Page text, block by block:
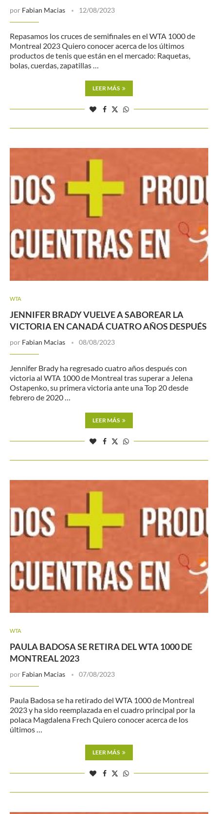
por Fabian Macias 12/08/2023
Repasamos los cruces de semifinales en el WTA 1000 de
Montreal 2023 Quiero conocer acerca de los últimos
productos de tenis que están en el mercado: Raquetas,
bolas, cuerdas, zapatillas …
LEER MÁS
WTA
JENNIFER BRADY VUELVE A SABOREAR LA
VICTORIA EN CANADÁ CUATRO AÑOS DESPUÉS
por Fabian Macias 08/08/2023
Jennifer Brady ha regresado cuatro años después con
victoria al WTA 1000 de Montreal tras superar a Jelena
Ostapenko, su primera victoria ante una Top 20 desde
febrero de 2020 …
LEER MÁS
WTA
PAULA BADOSA SE RETIRA DEL WTA 1000 DE
MONTREAL 2023
por Fabian Macias 07/08/2023
Paula Badosa se ha retirado del WTA 1000 de Montreal
2023 y ha sido reemplazada en el cuadro principal por la
polaca Magdalena Frech Quiero conocer acerca de los
últimos …
LEER MÁS